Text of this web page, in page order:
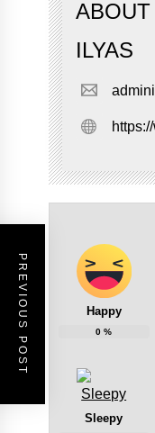
ILYAS
Happy
0 %
Sleepy
PREVIOUS POST